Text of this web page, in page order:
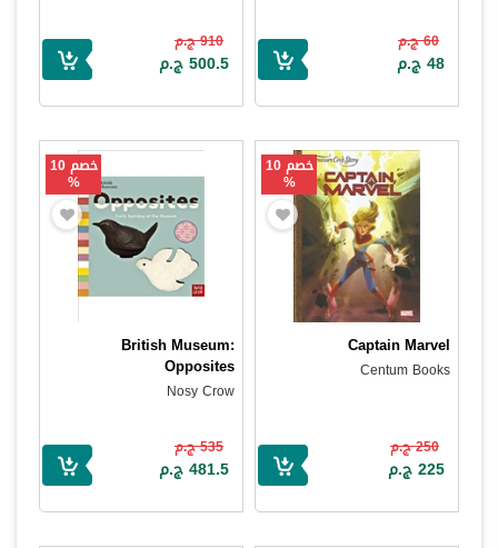
60 ج.م
48 ج.م
910 ج.م
500.5 ج.م
خصم 10
%
Captain Marvel
Centum Books
250 ج.م
225 ج.م
خصم 10
%
British Museum:
Opposites
Nosy Crow
535 ج.م
481.5 ج.م